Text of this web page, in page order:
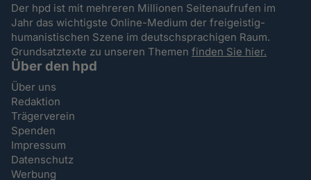
Der hpd ist mit mehreren Millionen Seitenaufrufen im
Jahr das wichtigste Online-Medium der freigeistig-
humanistischen Szene im deutschsprachigen Raum.
Grundsatztexte zu unseren Themenfinden Sie hier.
Über den hpd
Über uns
Redaktion
Trägerverein
Spenden
Impressum
Datenschutz
Werbung